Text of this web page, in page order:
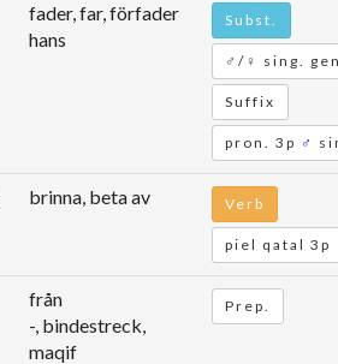
fader, far, förfader
hans
Subst.
♂/♀ sing.
Suffix
pron. 3p ♂
brinna, beta av Verb
piel qatal 3p
från
-, bindestreck,
maqif
Prep.